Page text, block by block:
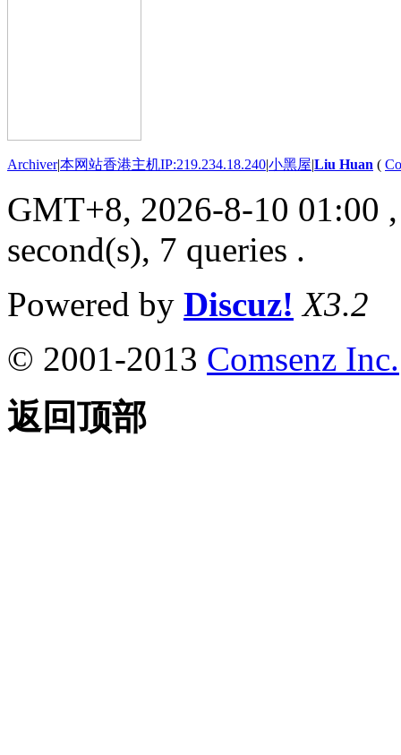
Archiver|本网站香港主机IP:219.234.18.240|小黑屋|Liu Huan (
GMT+8, 2026-8-10 01:00
second(s), 7 queries .
Powered by Discuz! X3.2
© 2001-2013 Comsenz Inc.
返回顶部